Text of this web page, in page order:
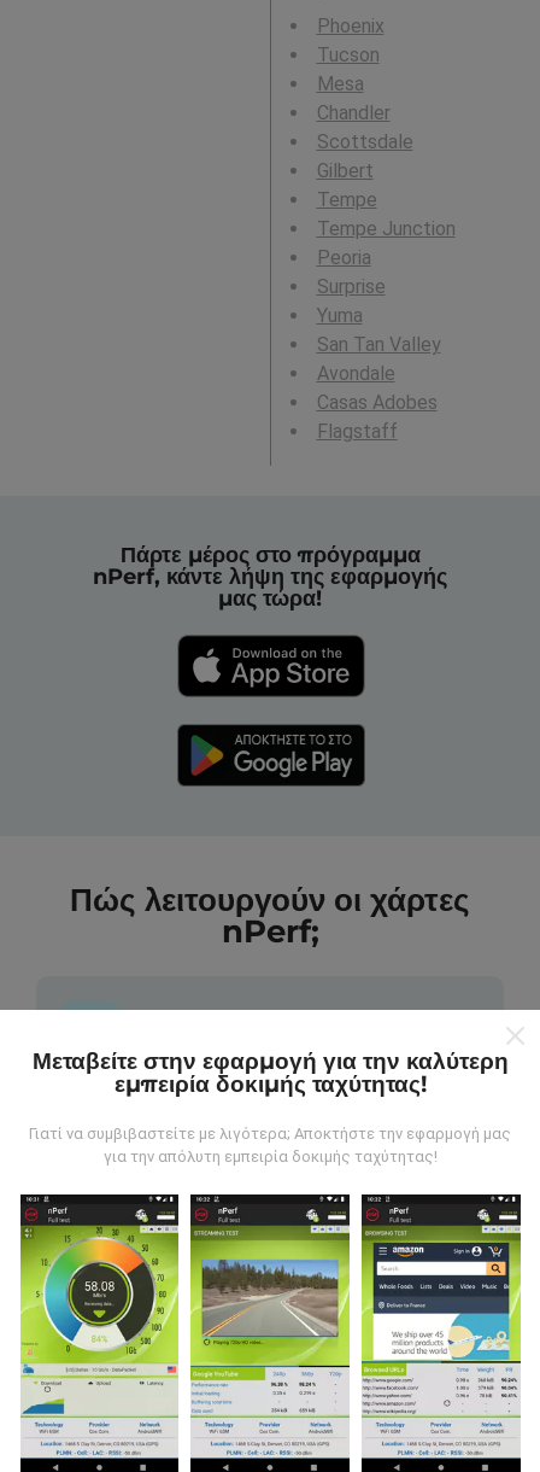
Phoenix
Tucson
Mesa
Chandler
Scottsdale
Gilbert
Tempe
Tempe Junction
Peoria
Surprise
Yuma
San Tan Valley
Avondale
Casas Adobes
Flagstaff
Πάρτε μέρος στο πρόγραμμα
nPerf, κάντε λήψη της εφαρμογής
μας τώρα!
Πώς λειτουργούν οι χάρτες
nPerf;
Από πού προέρχονται τα δεδομένα;
Τα δεδομένα συλλέγονται από δοκιμές που
nPerf. Αυτές είναι οι δοκιμές που διεξάγονται σε
πραγματικές συνθήκες, απευθείας στο πεδίο. Αν
θέλετε να συμμετάσχετε επίσης, το μόνο που έχετε
να κάνετε είναι να κατεβάσετε την εφαρμογή nPerf
στο smartphone σας.Όσο περισσότερα δεδομένα
υπάρχουν, τόσο πιο ολοκληρωμένοι θα είναι οι
χάρτες!
Μεταβείτε στην εφαρμογή για την καλύτερη
εμπειρία δοκιμής ταχύτητας!
Γιατί να συμβιβαστείτε με λιγότερα; Αποκτήστε την εφαρμογή μας
για την απόλυτη εμπειρία δοκιμής ταχύτητας!